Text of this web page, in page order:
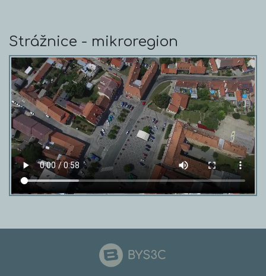
Strážnice - mikroregion